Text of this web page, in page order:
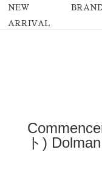
NEW
ARRIVAL
ト)